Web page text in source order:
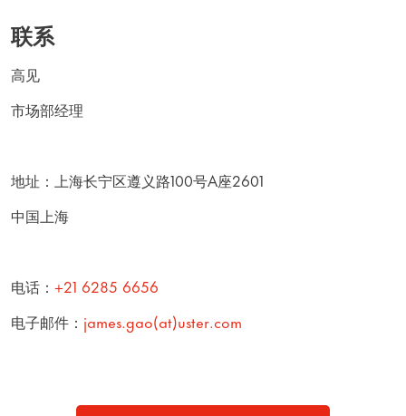
联系
高见
市场部经理
地址：上海长宁区遵义路100号A座2601
中国上海
电话： +21 6285 6656
电子邮件： james.gao(at)uster.com